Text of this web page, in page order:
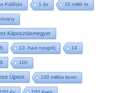
Kiállítás 1 év 10 millió fa
Káposztásmegyer
13. havi nyugdíj 14
100
Újpest 100 milliós keret